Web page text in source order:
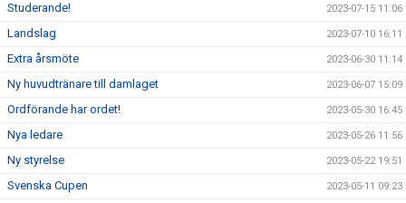
Studerande! 2023-07-15 11:06
Landslag 2023-07-10 16:11
Extra årsmöte 2023-06-30 11:14
Ny huvudtränare till damlaget 2023-06-07 15:09
Ordförande har ordet! 2023-05-30 16:45
Nya ledare 2023-05-26 11:56
Ny styrelse 2023-05-22 19:51
Svenska Cupen 2023-05-11 09:23